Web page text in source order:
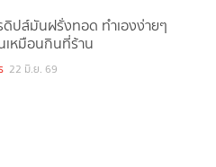
ปส์มันฝรั่งทอด ทำเองง่ายๆ
หมือนกินที่ร้าน
22 มิ.ย. 69